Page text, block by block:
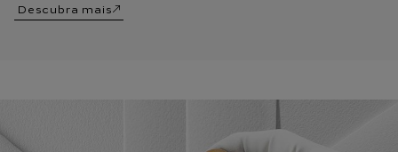
Descubra mais